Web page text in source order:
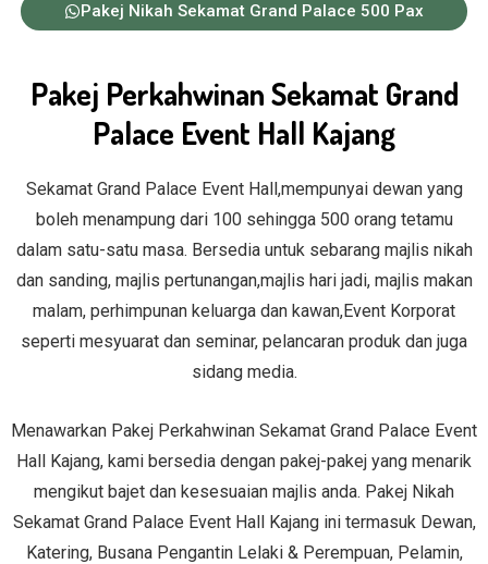
Pakej Nikah Sekamat Grand Palace 500 Pax
Pakej Perkahwinan Sekamat Grand
Palace Event Hall Kajang
Sekamat Grand Palace Event Hall,mempunyai dewan yang
boleh menampung dari 100 sehingga 500 orang tetamu
dalam satu-satu masa. Bersedia untuk sebarang majlis nikah
dan sanding, majlis pertunangan,majlis hari jadi, majlis makan
malam, perhimpunan keluarga dan kawan,Event Korporat
seperti mesyuarat dan seminar, pelancaran produk dan juga
sidang media.
Menawarkan Pakej Perkahwinan Sekamat Grand Palace Event
Hall Kajang, kami bersedia dengan pakej-pakej yang menarik
mengikut bajet dan kesesuaian majlis anda. Pakej Nikah
Sekamat Grand Palace Event Hall Kajang ini termasuk Dewan,
Katering, Busana Pengantin Lelaki & Perempuan, Pelamin,